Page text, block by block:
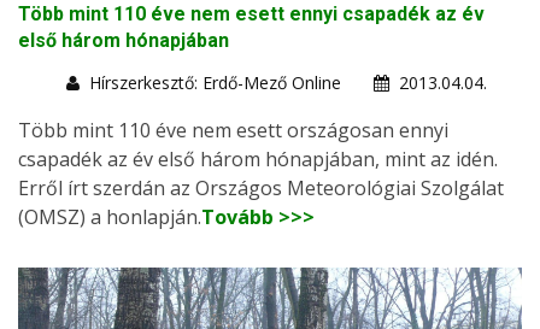
Több mint 110 éve nem esett ennyi csapadék az év
első három hónapjában
Hírszerkesztő: Erdő-Mező Online
2013.04.04.
Több mint 110 éve nem esett országosan ennyi
csapadék az év első három hónapjában, mint az idén.
Erről írt szerdán az Országos Meteorológiai Szolgálat
(OMSZ) a honlapján.Tovább >>>